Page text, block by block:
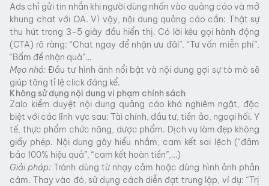
Ads chỉ gửi tin nhắn khi người dùng nhấn vào quảng cáo và mở
khung chat với OA. Vì vậy, nội dung quảng cáo cần: Thật sự
thu hút trong 3–5 giây đầu hiển thị. Có lời kêu gọi hành động
(CTA) rõ ràng: “Chat ngay để nhận ưu đãi”, “Tư vấn miễn phí”,
“Bấm để nhận quà”…
Mẹo nhỏ: Đầu tư hình ảnh nổi bật và nội dung gợi sự tò mò sẽ
giúp tăng tỉ lệ click đáng kể.
Không sử dụng nội dung vi phạm chính sách
Zalo kiểm duyệt nội dung quảng cáo khá nghiêm ngặt, đặc
biệt với các lĩnh vực sau: Tài chính, đầu tư, tiền ảo, ngoại hối. Y
tế, thực phẩm chức năng, dược phẩm. Dịch vụ làm đẹp không
giấy phép. Nội dung gây hiểu nhầm, cam kết sai lệch (“đảm
bảo 100% hiệu quả”, “cam kết hoàn tiền”,…)
Giải pháp: Tránh dùng từ nhạy cảm hoặc dùng hình ảnh phản
cảm. Thay vào đó, sử dụng cách diễn đạt trung lập, ví dụ: “Trị